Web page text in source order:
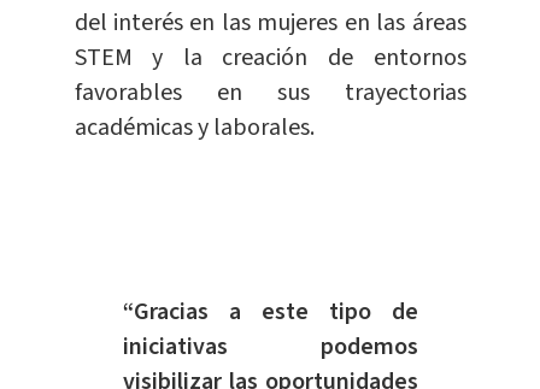
del interés en las mujeres en las áreas
STEM y la creación de entornos
favorables en sus trayectorias
académicas y laborales.
“Gracias a este tipo de
iniciativas podemos
visibilizar las oportunidades